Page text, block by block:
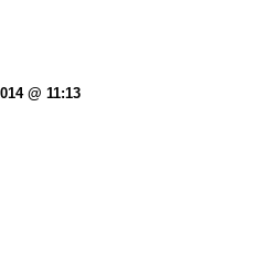
@ 11:13